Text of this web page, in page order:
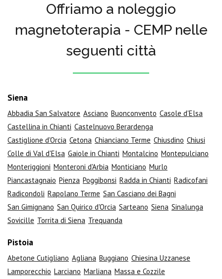
Offriamo a noleggio
magnetoterapia - CEMP nelle
seguenti città
Siena
Abbadia San Salvatore Asciano Buonconvento Casole d'Elsa
Castellina in Chianti Castelnuovo Berardenga
Castiglione d'Orcia Cetona Chianciano Terme Chiusdino Chiusi
Colle di Val d'Elsa Gaiole in Chianti Montalcino Montepulciano
Monteriggioni Monteroni d'Arbia Monticiano Murlo
Piancastagnaio Pienza Poggibonsi Radda in Chianti Radicofani
Radicondoli Rapolano Terme San Casciano dei Bagni
San Gimignano San Quirico d'Orcia Sarteano Siena Sinalunga
Sovicille Torrita di Siena Trequanda
Pistoia
Abetone Cutigliano Agliana Buggiano Chiesina Uzzanese
Lamporecchio Larciano Marliana Massa e Cozzile